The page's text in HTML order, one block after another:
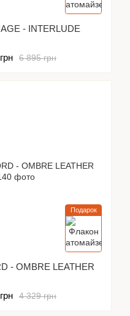
- INTERLUDE
6 895 грн
Подарок
- OMBRE LEATHER
4 329 грн